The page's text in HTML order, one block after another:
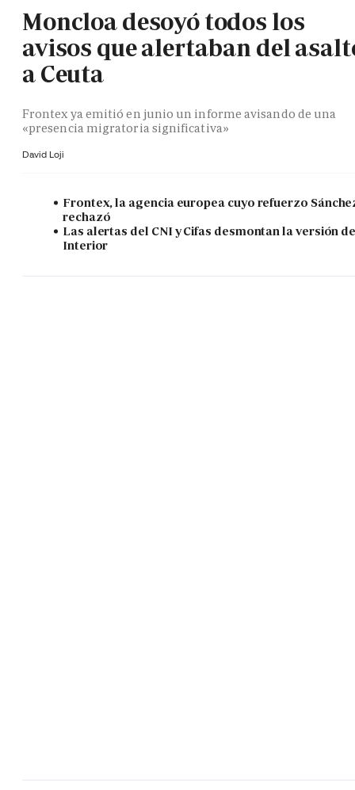
Moncloa desoyó todos los
avisos que alertaban del
a Ceuta
Frontex ya emitió en junio un informe avisando de una
«presencia migratoria significativa»
David Loji
Frontex, la agencia europea cuyo refuerzo
rechazó
Las alertas del CNI y Cifas desmontan la versión
Interior